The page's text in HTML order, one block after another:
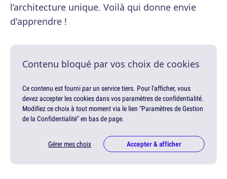
l’architecture unique. Voilà qui donne envie
d'apprendre !
Contenu bloqué par vos choix de cookies
Ce contenu est fourni par un service tiers. Pour l'afficher, vous
devez accepter les cookies dans vos paramètres de confidentialité.
Modifiez ce choix à tout moment via le lien "Paramètres de Gestion
de la Confidentialité" en bas de page.
Gérer mes choix Accepter & afficher